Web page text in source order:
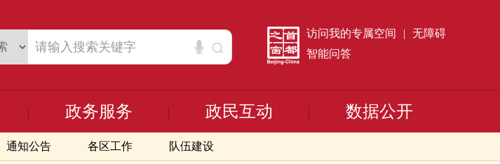
访问我的专属空间 |
无障碍
智能问答
通知公告 各区工作 队伍建设
政务服务 政民互动 数据公开